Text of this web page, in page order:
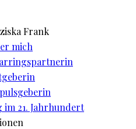
Frank
mich
im 21. Jahrhundert